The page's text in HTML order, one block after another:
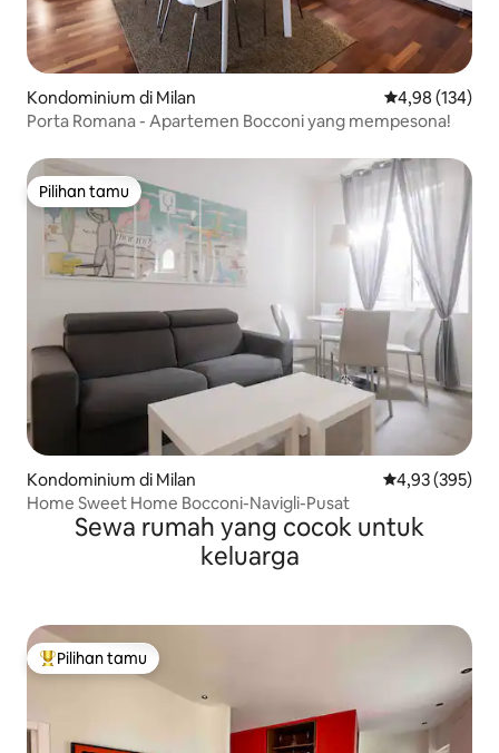
Kondominium di Milan Nilai rata-rata
4,98 (134)
Porta Romana - Apartemen Bocconi yang mempesona!
Pilihan tamu
Pilihan tamu
Kondominium di Milan Nilai rata-rata
4,93 (395)
Home Sweet Home Bocconi-Navigli-Pusat
Sewa rumah yang cocok untuk
keluarga
Pilihan tamu terpopuler
Pilihan tamu